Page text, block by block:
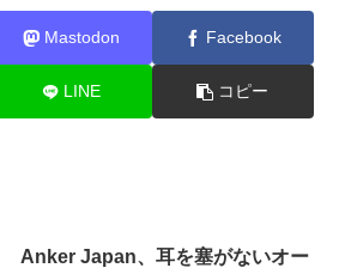
Mastodon Facebook
LINE コピー
Anker Japan、耳を塞がないオー